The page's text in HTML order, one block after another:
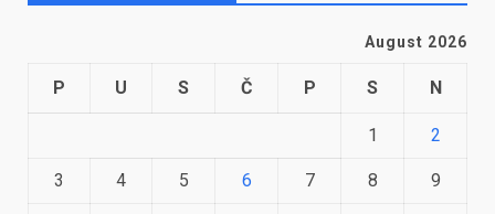
August 2026
P U S Č P S N
1 2
3 4 5 6 7 8 9